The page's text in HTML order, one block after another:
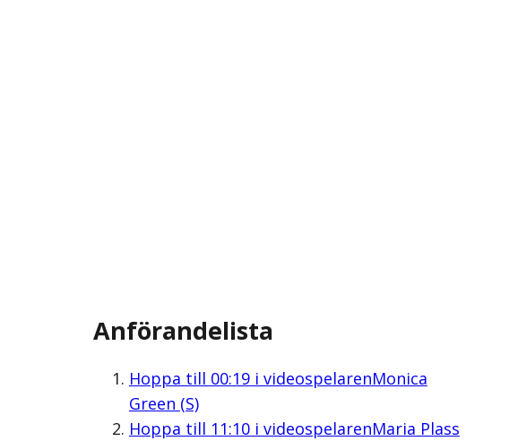
Anförandelista
Hoppa till 00:19i videospelarenMonica
Green (S)
Hoppa till 11:10i videospelarenMaria Plass